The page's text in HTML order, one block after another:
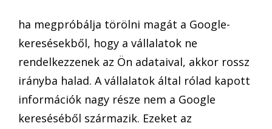
ha megpróbálja törölni magát a Google-
keresésekből, hogy a vállalatok ne
rendelkezzenek az Ön adataival, akkor rossz
irányba halad. A vállalatok által rólad kapott
információk nagy része nem a Google
kereséséből származik. Ezeket az